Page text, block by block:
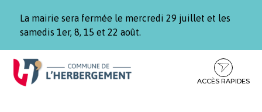
La mairie sera fermée le mercredi 29 juillet et les
samedis 1er, 8, 15 et 22 août.
Aller
Aller
contenu
Aller
pied
ACCÈS RAPIDES